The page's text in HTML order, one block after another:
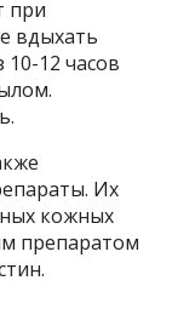
при
вдыхать
12 часов
Их
кожных
препаратом